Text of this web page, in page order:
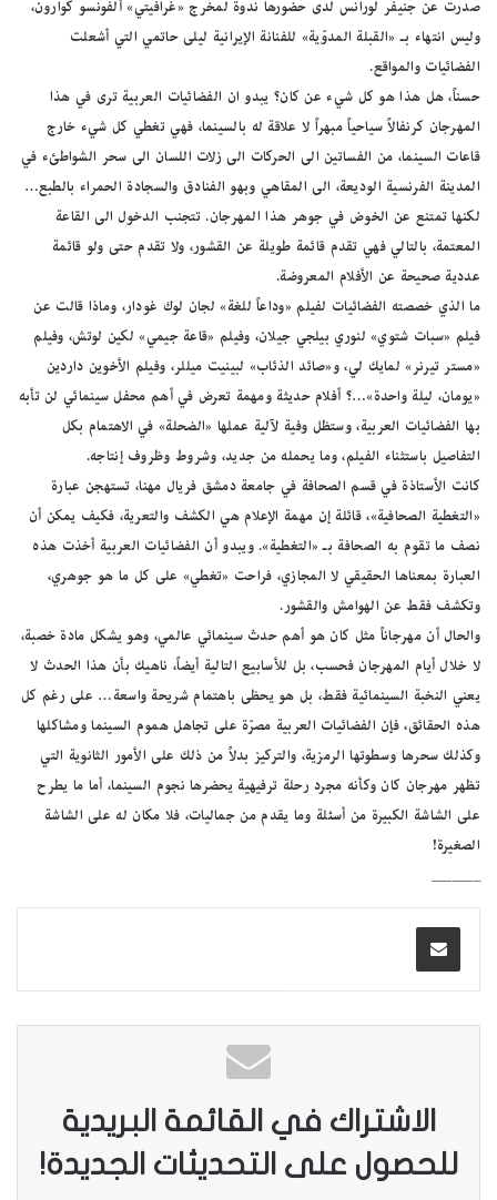
صدرت عن جنيفر لورانس لدى حضورها ندوة لمخرج «غرافيتي» ألفونسو كوارون،
وليس انتهاء بـ «القبلة المدوّية» للفنانة الإيرانية ليلى حاتمي التي أشعلت
الفضائيات والمواقع.
حسناً، هل هذا هو كل شيء عن كان؟ يبدو ان الفضائيات العربية ترى في هذا
المهرجان كرنفالاً سياحياً مبهراً لا علاقة له بالسينما، فهي تغطي كل شيء خارج
قاعات السينما، من الفساتين الى الحركات الى زلات اللسان الى سحر الشواطئء في
المدينة الفرنسية الوديعة، الى المقاهي وبهو الفنادق والسجادة الحمراء بالطبع…
لكنها تمتنع عن الخوض في جوهر هذا المهرجان. تتجنب الدخول الى القاعة
المعتمة، بالتالي فهي تقدم قائمة طويلة عن القشور، ولا تقدم حتى ولو قائمة
عددية صحيحة عن الأفلام المعروضة.
ما الذي خصصته الفضائيات لفيلم «وداعاً للغة» لجان لوك غودار، وماذا قالت عن
فيلم «سبات شتوي» لنوري بيلجي جيلان، وفيلم «قاعة جيمي» لكين لوتش، وفيلم
«مستر تيرنر» لمايك لي، و«صائد الذئاب» لبينيت ميللر، وفيلم الأخوين داردين
«يومان، ليلة واحدة»…؟ أفلام حديثة ومهمة تعرض في أهم محفل سينمائي لن تأبه
بها الفضائيات العربية، وستظل وفية لآلية عملها «الضحلة» في الاهتمام بكل
التفاصيل باستثناء الفيلم، وما يحمله من جديد، وشروط وظروف إنتاجه.
كانت الأستاذة في قسم الصحافة في جامعة دمشق فريال مهنا، تستهجن عبارة
«التغطية الصحافية»، قائلة إن مهمة الإعلام هي الكشف والتعرية، فكيف يمكن أن
نصف ما تقوم به الصحافة بـ «التغطية». ويبدو أن الفضائيات العربية أخذت هذه
العبارة بمعناها الحقيقي لا المجازي، فراحت «تغطي» على كل ما هو جوهري،
وتكشف فقط عن الهوامش والقشور.
والحال أن مهرجاناً مثل كان هو أهم حدث سينمائي عالمي، وهو يشكل مادة خصبة،
لا خلال أيام المهرجان فحسب، بل للأسابيع التالية أيضاً، ناهيك بأن هذا الحدث لا
يعني النخبة السينمائية فقط، بل هو يحظى باهتمام شريحة واسعة… على رغم كل
هذه الحقائق، فإن الفضائيات العربية مصرّة على تجاهل هموم السينما ومشاكلها
وكذلك سحرها وسطوتها الرمزية، والتركيز بدلاً من ذلك على الأمور الثانوية التي
تظهر مهرجان كان وكأنه مجرد رحلة ترفيهية يحضرها نجوم السينما، أما ما يطرح
على الشاشة الكبيرة من أسئلة وما يقدم من جماليات، فلا مكان له على الشاشة
الصغيرة!
الاشتراك في القائمة البريدية
للحصول على التحديثات الجديدة!